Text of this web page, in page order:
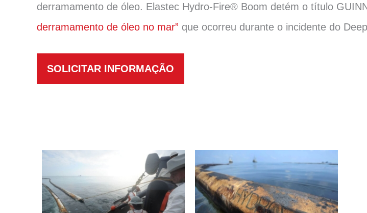
derramamento de óleo. Elastec Hydro-Fire® Boom detém o título
derramamento de óleo no mar” que ocorreu durante o incidente do
SOLICITAR INFORMAÇÃO